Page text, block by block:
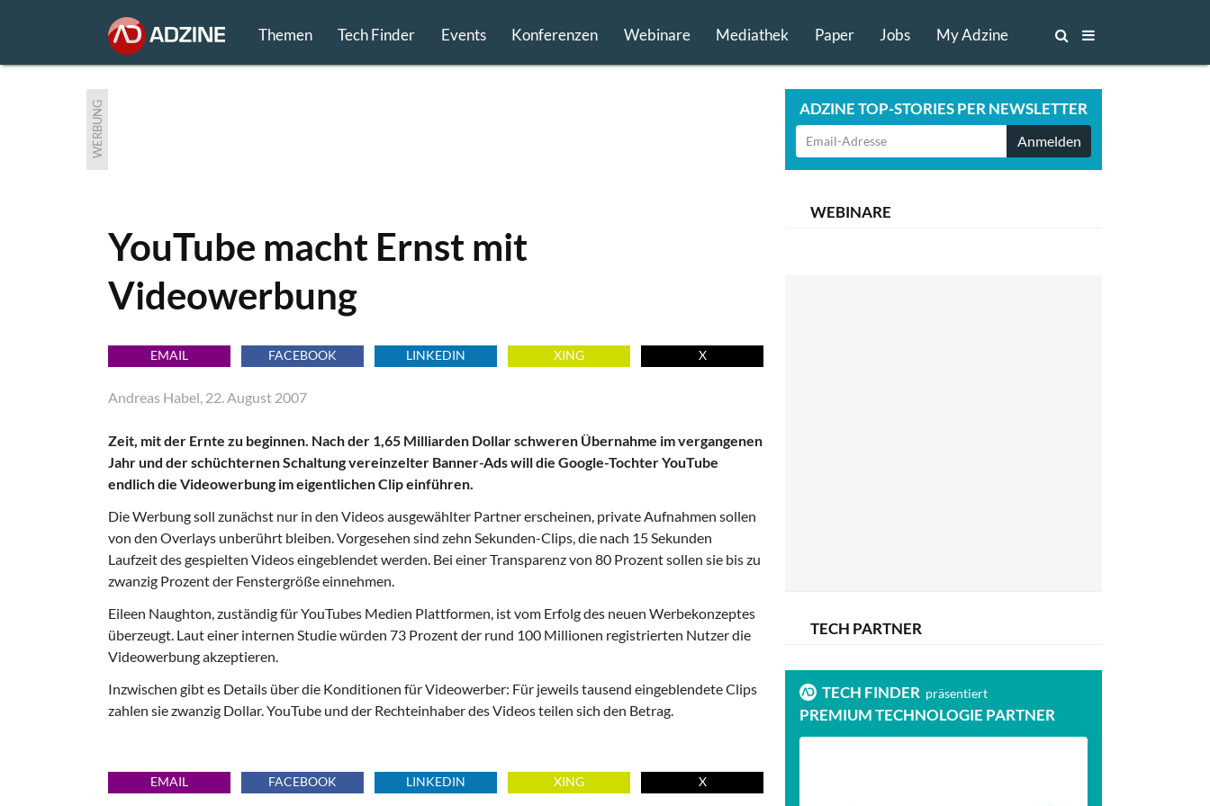
Themen Tech Finder Events Konferenzen Webinare Mediathek Paper Jobs My Adzine
WERBUNG ADZINE TOP-STORIES PER NEWSLETTER
Anmelden
YouTube macht Ernst mit
Videowerbung
EMAIL FACEBOOK LINKEDIN XING X
Andreas Habel, 22. August 2007
Zeit, mit der Ernte zu beginnen. Nach der 1,65 Milliarden Dollar schweren Übernahme im vergangenen
Jahr und der schüchternen Schaltung vereinzelter Banner-Ads will die Google-Tochter YouTube
endlich die Videowerbung im eigentlichen Clip einführen.
Die Werbung soll zunächst nur in den Videos ausgewählter Partner erscheinen, private Aufnahmen sollen
von den Overlays unberührt bleiben. Vorgesehen sind zehn Sekunden-Clips, die nach 15 Sekunden
Laufzeit des gespielten Videos eingeblendet werden. Bei einer Transparenz von 80 Prozent sollen sie bis zu
zwanzig Prozent der Fenstergröße einnehmen.
Eileen Naughton, zuständig für YouTubes Medien Plattformen, ist vom Erfolg des neuen Werbekonzeptes
überzeugt. Laut einer internen Studie würden 73 Prozent der rund 100 Millionen registrierten Nutzer die
Videowerbung akzeptieren.
Inzwischen gibt es Details über die Konditionen für Videowerber: Für jeweils tausend eingeblendete Clips
zahlen sie zwanzig Dollar. YouTube und der Rechteinhaber des Videos teilen sich den Betrag.
EMAIL FACEBOOK LINKEDIN XING X
WEBINARE
TECH PARTNER
TECH FINDER präsentiert
PREMIUM TECHNOLOGIE PARTNER